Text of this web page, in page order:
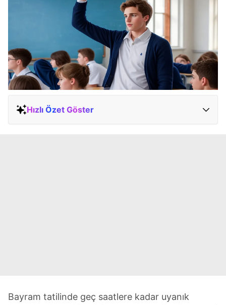
Hızlı Özet Göster
Bayram tatilinde geç saatlere kadar uyanık